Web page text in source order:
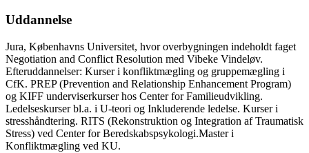
Uddannelse
Jura, Københavns Universitet, hvor overbygningen indeholdt faget
Negotiation and Conflict Resolution med Vibeke Vindeløv.
Efteruddannelser: Kurser i konfliktmægling og gruppemægling i
CfK. PREP (Prevention and Relationship Enhancement Program)
og KIFF underviserkurser hos Center for Familieudvikling.
Ledelseskurser bl.a. i U-teori og Inkluderende ledelse. Kurser i
stresshåndtering. RITS (Rekonstruktion og Integration af Traumatisk
Stress) ved Center for Beredskabspsykologi.Master i
Konfliktmægling ved KU.